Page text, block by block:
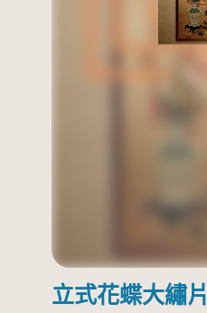
立式花蝶大繡片